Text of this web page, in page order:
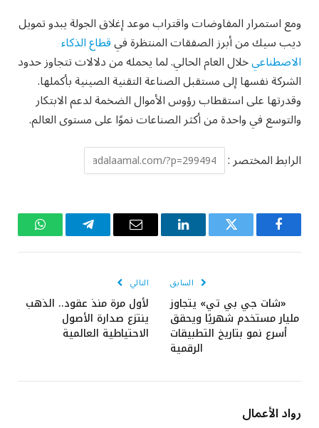
ومع استمرار المفاوضات واقتراب موعد إغلاق الجولة يبدو تمويل
ديب سيك من أبرز الصفقات المنتظرة فيقطاع الذكاء
الاصطناعيخلال العام الحالي. لما يحمله من دلالات تتجاوز حدود
الشركة نفسها إلى مستقبل الصناعة التقنية الصينية بأكملها.
وقدرتها على استقطاب رؤوس الأموال الضخمة لدعم الابتكار
والتوسع في واحدة من أكثر الصناعات نموًا على مستوى العالم.
الرابط المختصر :
فيسبوك تويتر لينكدإن
البريد
تيلقرام واتساب
السابق
«شات جي بي تي» يتجاوز
مليار مستخدم شهريًا ويحقق
أسرع نمو بتاريخ التطبيقات
الرقمية
التالي
لأول مرة منذ عقود.. الذهب
ينتزع صدارة الأصول
الاحتياطية العالمية
رواد الأعمال